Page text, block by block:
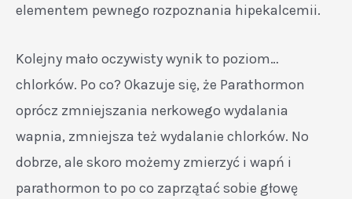
elementem pewnego rozpoznania hipekalcemii.
Kolejny mało oczywisty wynik to poziom…
chlorków. Po co? Okazuje się, że Parathormon
oprócz zmniejszania nerkowego wydalania
wapnia, zmniejsza też wydalanie chlorków. No
dobrze, ale skoro możemy zmierzyć i wapń i
parathormon to po co zaprzątać sobie głowę